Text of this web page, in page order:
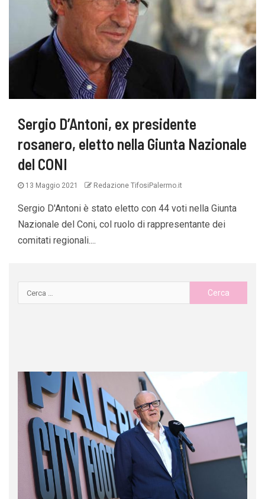
Sergio D’Antoni, ex presidente
rosanero, eletto nella Giunta Nazionale
del CONI
13 Maggio 2021 Redazione TifosiPalermo.it
Sergio D'Antoni è stato eletto con 44 voti nella Giunta
Nazionale del Coni, col ruolo di rappresentante dei
comitati regionali....